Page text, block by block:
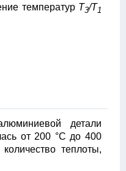
температур T3/T1
детали
от 200 °С до 400
теплоты,